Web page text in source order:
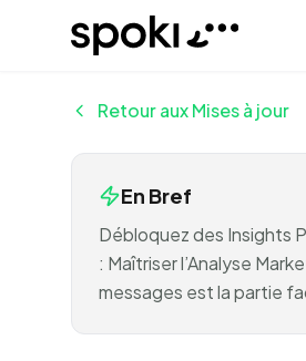
Spoki
Retour aux Mises à jour
En Bref
Débloquez des Insights
: Maîtriser l’Analyse
messages est la partie